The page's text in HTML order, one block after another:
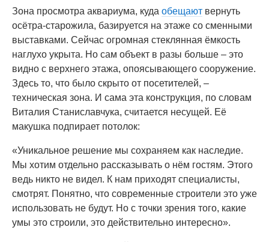
Зона просмотра аквариума, куда обещают вернуть
осётра-старожила, базируется на этаже со сменными
выставками. Сейчас огромная стеклянная ёмкость
наглухо укрыта. Но сам объект в разы больше – это
видно с верхнего этажа, опоясывающего сооружение.
Здесь то, что было скрыто от посетителей, –
техническая зона. И сама эта конструкция, по словам
Виталия Станиславчука, считается несущей. Её
макушка подпирает потолок:
«Уникальное решение мы сохраняем как наследие.
Мы хотим отдельно рассказывать о нём гостям. Этого
ведь никто не видел. К нам приходят специалисты,
смотрят. Понятно, что современные строители это уже
использовать не будут. Но с точки зрения того, какие
умы это строили, это действительно интересно».